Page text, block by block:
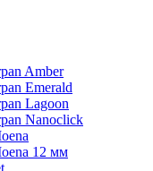
Amber
Emerald
Lagoon
Nanoclick
12 мм